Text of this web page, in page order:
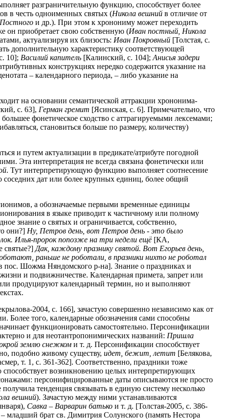
разграничительную функцию, способствует более
в честь одноименных святых (Никола вешний в отличие от
и др.). При этом к хронониму может переходить
он приобретает свою собственную (Иван постный, Никола
актуализируя их близость: Иван Покровный [Толстая, с.
дополнительную характеристику соответствующей
10]; Василий капитель [Калинский, с. 104]; Анисья задери
конструкциях нередко содержится указание на
– календарного периода, – либо указание на
на основании семантической аттракции хрононима-
с. 63], Герман гремит [Ясинская, с. 6]. Примечательно, что
фонетическое сходство с аттрагируемыми лексемами;
становиться больше по размеру, количеству)
и путем актуализации в предикате/атрибуте погодной
Эта интерпретация не всегда связана фонетически или
. Тут интерпретирующую функцию выполняет соотнесение
дат или более крупных единиц, более общий
а обозначаемые первыми временные единицы
в языке приводит к частичному или полному
знание о святых и ограничивается, собственно,
они?] Ну, Петров день, вот Петров день - это было
Илья-пророк попозже на три недели ещё[КА,
святые?] Дак, каждому празнику святой. Вот Егорьев день,
раньше не роботали, в празники нихто не роботал
пос. Шожма Няндомского р-на]. Знание о праздниках и
и подвижничестве. Календарная примета, запрет или
продуцируют календарный термин, но и выполняют
2004, с. 166], зачастую совершенно независимо как от
Более того, календарные обозначения сами способны
функционировать самостоятельно. Персонификации
и для неотантропонимических названий: Пришла
землю снежком и т. д. Персонификации способствует
подобно живому существу, идет, бежит, летит [Белякова,
т. 1, с. 361-362]. Соответственно, праздники тоже
возникновению целых интерпретирующих
персонифицированные даты описываются не просто
тенденция связывать в единую систему несколько
вешний). Зачастую между ними устанавливаются
Савка – Варварин батько и т. д. [Толстая-2005, с. 386-
младший брат св. Димитрия Солунского (память Нестора